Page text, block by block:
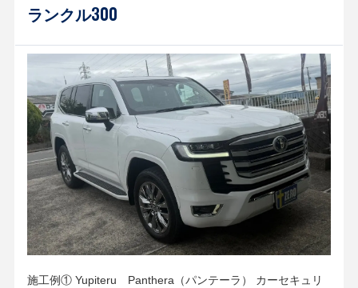
ランクル300
施工例① Yupiteru Panthera（パンテーラ） カーセキュリ